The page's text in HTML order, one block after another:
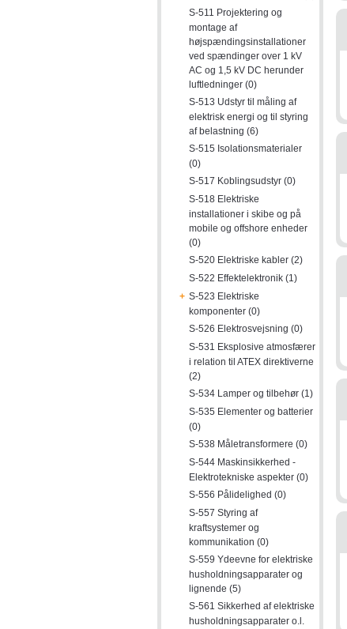
S-511 Projektering og
montage af
højspændingsinstallationer
ved spændinger over 1 kV
AC og 1,5 kV DC herunder
luftledninger (0)
S-513 Udstyr til måling af
elektrisk energi og til styring
af belastning (6)
S-515 Isolationsmaterialer
(0)
S-517 Koblingsudstyr (0)
S-518 Elektriske
installationer i skibe og på
mobile og offshore enheder
(0)
S-520 Elektriske kabler (2)
S-522 Effektelektronik (1)
+ S-523 Elektriske
komponenter (0)
S-526 Elektrosvejsning (0)
S-531 Eksplosive atmosfærer
i relation til ATEX direktiverne
(2)
S-534 Lamper og tilbehør (1)
S-535 Elementer og batterier
(0)
S-538 Måletransformere (0)
S-544 Maskinsikkerhed -
Elektrotekniske aspekter (0)
S-556 Pålidelighed (0)
S-557 Styring af
kraftsystemer og
kommunikation (0)
S-559 Ydeevne for elektriske
husholdningsapparater og
lignende (5)
S-561 Sikkerhed af elektriske
husholdningsapparater o.l.